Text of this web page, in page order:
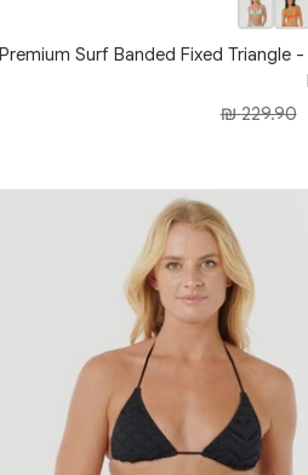
טופ ביקיני - Premium Surf Banded Fixed Triangle
מחיר
229.90 ₪